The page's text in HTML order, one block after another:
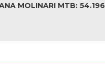
MOLINARI MTB: 54.196